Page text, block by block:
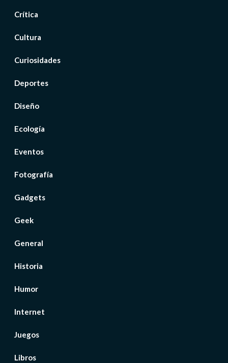
Crítica
Cultura
Curiosidades
Deportes
Diseño
Ecología
Eventos
Fotografía
Gadgets
Geek
General
Historia
Humor
Internet
Juegos
Libros